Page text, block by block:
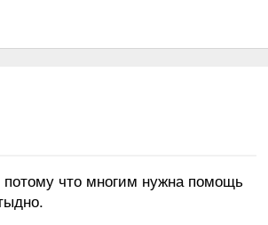
что многим нужна помощь